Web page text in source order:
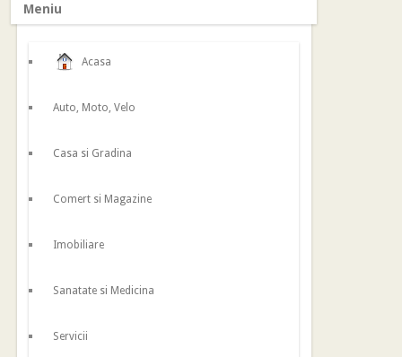
Meniu
Acasa
Auto, Moto, Velo
Casa si Gradina
Comert si Magazine
Imobiliare
Sanatate si Medicina
Servicii